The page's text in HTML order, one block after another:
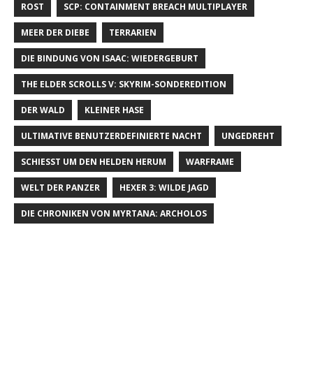
ROST SCP: CONTAINMENT BREACH MULTIPLAYER
MEER DER DIEBE TERRARIEN
DIE BINDUNG VON ISAAC: WIEDERGEBURT
THE ELDER SCROLLS V: SKYRIM-SONDEREDITION
DER WALD KLEINER HASE
ULTIMATIVE BENUTZERDEFINIERTE NACHT UNGEDREHT
SCHIESST UM DEN HELDEN HERUM WARFRAME
WELT DER PANZER HEXER 3: WILDE JAGD
DIE CHRONIKEN VON MYRTANA: ARCHOLOS